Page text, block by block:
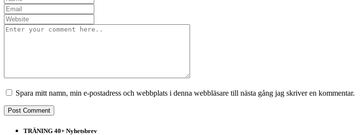
Spara mitt namn, min e-postadress och webbplats i denna webbläsare till nästa gång jag skriver en kommentar.
TRÄNING 40+ Nyhetsbrev